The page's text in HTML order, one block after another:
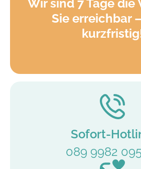
Wir sind 7 Tage die
Sie erreichbar
Sofort-
089 9982